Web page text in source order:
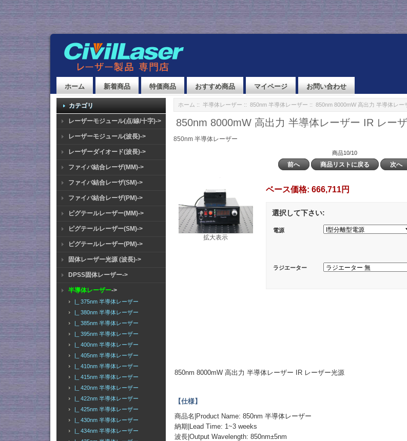
ホーム 新着商品 特価商品 おすすめ商品 マイページ お問い合わせ
カテゴリ
レーザーモジュール(点/線/十字)->
レーザーモジュール(波長)->
レーザーダイオード(波長)->
ファイバ結合レーザ(MM)->
ファイバ結合レーザ(SM)->
ファイバ結合レーザ(PM)->
ピグテールレーザー(MM)->
ピグテールレーザー(SM)->
ピグテールレーザー(PM)->
固体レーザー光源 (波長)->
DPSS固体レーザー->
半導体レーザー->
|_ 375nm 半導体レーザー
|_ 380nm 半導体レーザー
|_ 385nm 半導体レーザー
|_ 395nm 半導体レーザー
|_ 400nm 半導体レーザー
|_ 405nm 半導体レーザー
|_ 410nm 半導体レーザー
|_ 415nm 半導体レーザー
|_ 420nm 半導体レーザー
|_ 422nm 半導体レーザー
|_ 425nm 半導体レーザー
|_ 430nm 半導体レーザー
|_ 434nm 半導体レーザー
ホーム :: 半導体レーザー :: 850nm 半導体レーザー :: 850nm 8000mW 高出力 半導体レー
850nm 8000mW 高出力 半導体レーザー IR レー
850nm 半導体レーザー
商品10/10
前へ 商品リストに戻る 次へ
拡大表示
ベース価格: 666,711円
選択して下さい:
電源
ラジエーター
850nm 8000mW 高出力 半導体レーザー IR レーザー光源
【仕様】
商品名|Product Name: 850nm 半導体レーザー
納期|Lead Time: 1~3 weeks
波長|Output Wavelength: 850nm±5nm